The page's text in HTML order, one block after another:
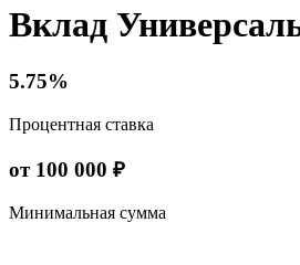
Вклад
5.75%
Процентная ставка
от 100 000 ₽
Минимальная сумма